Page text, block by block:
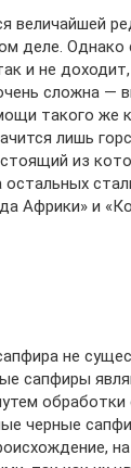
величайшей
деле. Однако
и не доходит,
сложна —
такого же
лишь
из
остальных
Африки» и
не
сапфиры
обработки
черные